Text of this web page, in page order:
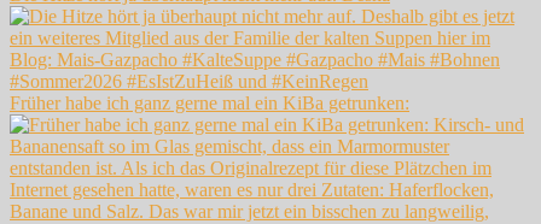
Früher habe ich ganz gerne mal ein KiBa getrunken: